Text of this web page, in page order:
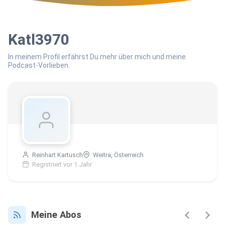
Katl3970
In meinem Profil erfährst Du mehr über mich und meine
Podcast-Vorlieben.
Reinhart Kartusch
Weitra, Österreich
Registriert vor 1 Jahr
Meine Abos